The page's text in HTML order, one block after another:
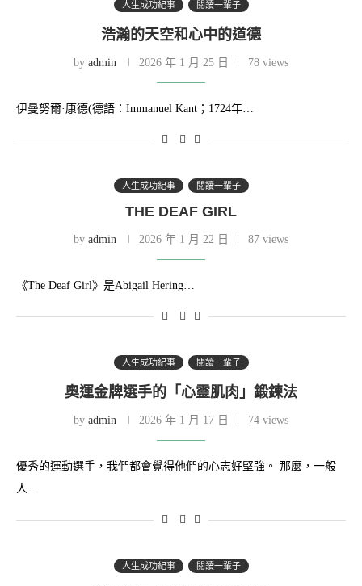
人生成功紀事 閱讀一輩子
浩瀚的天空和心中的道德
by admin 2026 年 1 月 25 日 78 views
伊曼努爾·康德(德語：Immanuel Kant；1724年…
人生成功紀事 閱讀一輩子
THE DEAF GIRL
by admin 2026 年 1 月 22 日 87 views
《The Deaf Girl》是Abigail Hering…
人生成功紀事 閱讀一輩子
奧運金牌選手的「心靈肌肉」鍛鍊法
by admin 2026 年 1 月 17 日 74 views
優秀的運動選手，我們都會覺得他們的心志好堅強。 那麼，一般
人…
人生成功紀事 閱讀一輩子